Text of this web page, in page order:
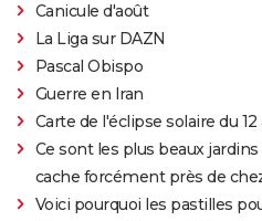
Canicule d'août
La Liga sur DAZN
Pascal Obispo
Guerre en Iran
Carte de l'éclipse solaire du 12
Ce sont les plus beaux
cache forcément près de
Voici pourquoi les pastilles